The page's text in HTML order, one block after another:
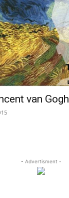
van Gogh
- Advertisment -